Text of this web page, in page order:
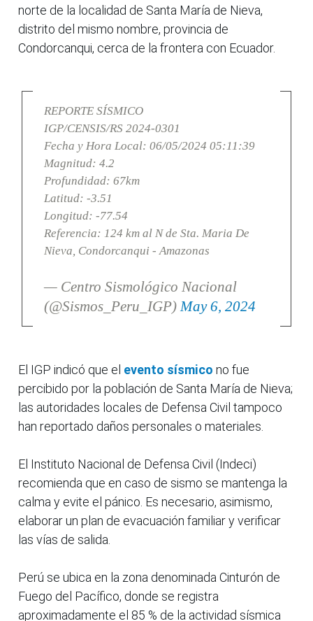
norte de la localidad de Santa María de Nieva,
distrito del mismo nombre, provincia de
Condorcanqui, cerca de la frontera con Ecuador.
REPORTE SÍSMICO
IGP/CENSIS/RS 2024-0301
Fecha y Hora Local: 06/05/2024 05:11:39
Magnitud: 4.2
Profundidad: 67km
Latitud: -3.51
Longitud: -77.54
Referencia: 124 km al N de Sta. Maria De
Nieva, Condorcanqui - Amazonas
— Centro Sismológico Nacional
(@Sismos_Peru_IGP) May 6, 2024
El IGP indicó que el evento sísmico no fue
percibido por la población de Santa María de Nieva;
las autoridades locales de Defensa Civil tampoco
han reportado daños personales o materiales.
El Instituto Nacional de Defensa Civil (Indeci)
recomienda que en caso de sismo se mantenga la
calma y evite el pánico. Es necesario, asimismo,
elaborar un plan de evacuación familiar y verificar
las vías de salida.
Perú se ubica en la zona denominada Cinturón de
Fuego del Pacífico, donde se registra
aproximadamente el 85 % de la actividad sísmica